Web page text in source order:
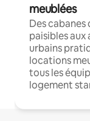
meublées
Des
paisibles
urbains
locations
tous les
logement